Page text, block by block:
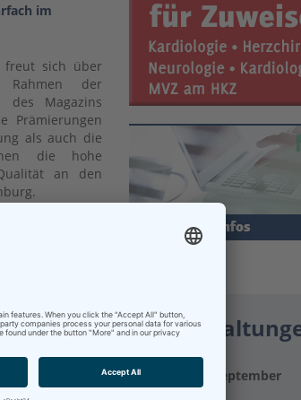
im
freut sich über
Rahmen der
des Magazins
Prämierungen
als auch die
die hohe
an den
"Mehr
Dienstag, 8. September